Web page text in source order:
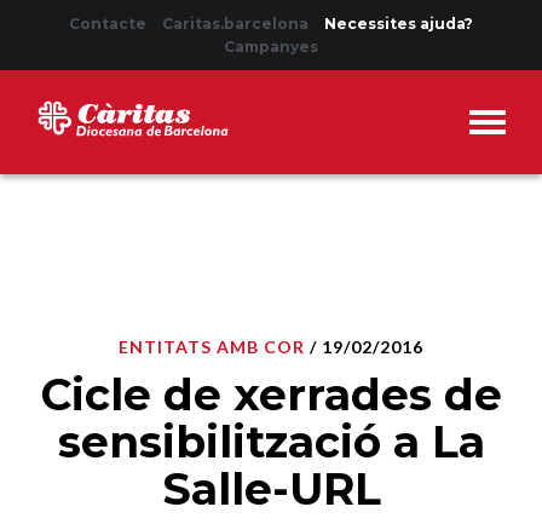
Contacte Caritas.barcelona
Necessites ajuda?
Campanyes
ENTITATS AMB COR / 19/02/2016
Cicle de xerrades de
sensibilització a La
Salle-URL